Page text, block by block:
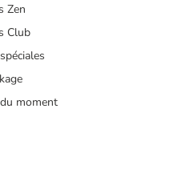
Zen
Club
moment